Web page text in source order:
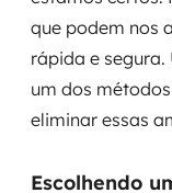
que podem nos
rápida e
um dos
eliminar essas
Escolhendo